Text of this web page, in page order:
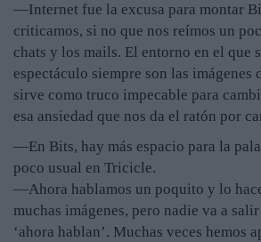
—Internet fue la excusa para montar
criticamos, si no que nos reímos un
chats y los mails. El entorno en el que
espectáculo siempre son las imágenes
sirve como truco impecable para
esa ansiedad que nos da el ratón por
—En Bits, hay más espacio para la
poco usual en Tricicle.
—Ahora hablamos un poquito y lo
muchas imágenes, pero nadie va a
‘ahora hablan’. Muchas veces hemos